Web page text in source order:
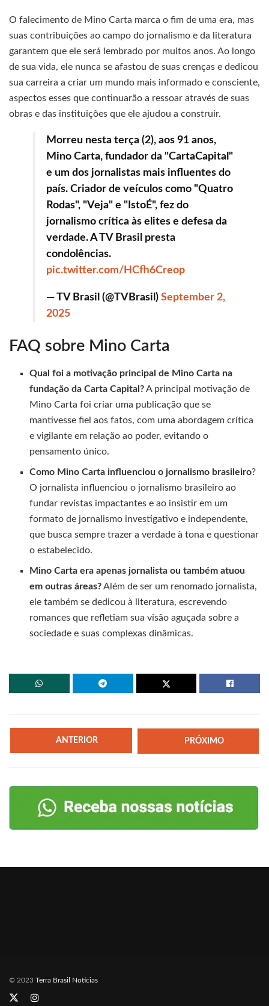
O falecimento de Mino Carta marca o fim de uma era, mas
suas contribuições ao campo do jornalismo e da literatura
garantem que ele será lembrado por muitos anos. Ao longo
de sua vida, ele nunca se afastou de suas crenças e dedicou
sua carreira a criar um mundo mais informado e consciente,
aspectos esses que continuarão a ressoar através de suas
obras e das instituições que ele ajudou a construir.
Morreu nesta terça (2), aos 91 anos,
Mino Carta, fundador da "CartaCapital"
e um dos jornalistas mais influentes do
país. Criador de veículos como "Quatro
Rodas", "Veja" e "IstoÉ", fez do
jornalismo crítica às elites e defesa da
verdade. A TV Brasil presta
condolências.
pic.twitter.com/HCfh6Creop
— TV Brasil (@TVBrasil) September 2,
2025
FAQ sobre Mino Carta
Qual foi a motivação principal de Mino Carta na
fundação da Carta Capital?A principal motivação de
Mino Carta foi criar uma publicação que se
mantivesse fiel aos fatos, com uma abordagem crítica
e vigilante em relação ao poder, evitando o
pensamento único.
Como Mino Carta influenciou o jornalismo brasileiro?
O jornalista influenciou o jornalismo brasileiro ao
fundar revistas impactantes e ao insistir em um
formato de jornalismo investigativo e independente,
que busca sempre trazer a verdade à tona e questionar
o estabelecido.
Mino Carta era apenas jornalista ou também atuou
em outras áreas?Além de ser um renomado jornalista,
ele também se dedicou à literatura, escrevendo
romances que refletiam sua visão aguçada sobre a
sociedade e suas complexas dinâmicas.
ANTERIOR PRÓXIMO
© 2023 Terra Brasil Notícias